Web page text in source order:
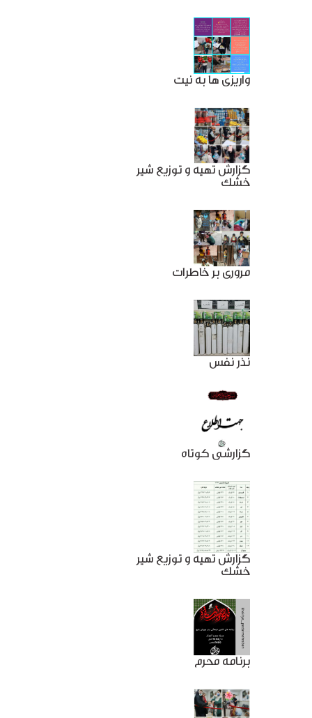
واریزی ها به نیت
گزارش تهیه و توزیع شیر
خشک
مروری بر خاطرات
نذر نفس
گزارشی کوتاه
گزارش تهیه و توزیع شیر
خشک
برنامه محرم